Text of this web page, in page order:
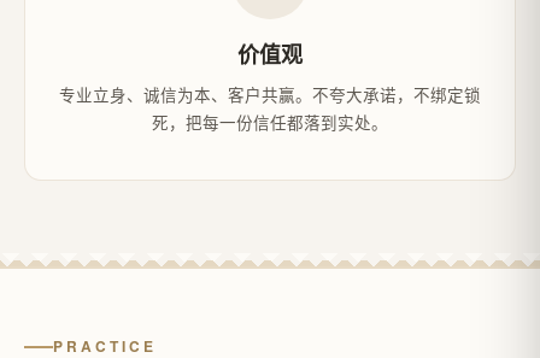
价值观
专业立身、诚信为本、客户共赢。不夸大承诺，不绑定锁
死，把每一份信任都落到实处。
PRACTICE